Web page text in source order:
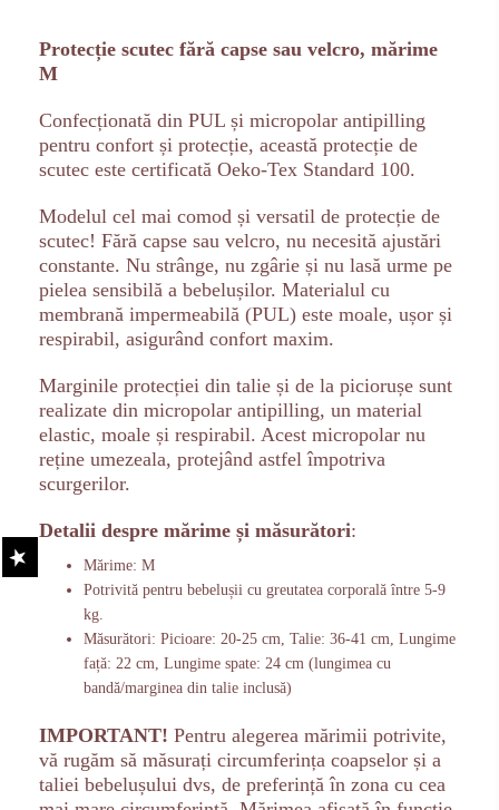
Protecție scutec fără capse sau velcro, mărime
M
Confecționată din PUL și micropolar antipilling
pentru confort și protecție, această protecție de
scutec este certificată Oeko-Tex Standard 100.
Modelul cel mai comod și versatil de protecție de
scutec! Fără capse sau velcro, nu necesită ajustări
constante. Nu strânge, nu zgârie și nu lasă urme pe
pielea sensibilă a bebelușilor. Materialul cu
membrană impermeabilă (PUL) este moale, ușor și
respirabil, asigurând confort maxim.
Marginile protecției din talie și de la piciorușe sunt
realizate din micropolar antipilling, un material
elastic, moale și respirabil. Acest micropolar nu
reține umezeala, protejând astfel împotriva
scurgerilor.
Detalii despre mărime și măsurători:
Mărime: M
Potrivită pentru bebelușii cu greutatea corporală între 5-9
kg.
Măsurători: Picioare: 20-25 cm, Talie: 36-41 cm, Lungime
față: 22 cm, Lungime spate: 24 cm (lungimea cu
bandă/marginea din talie inclusă)
IMPORTANT! Pentru alegerea mărimii potrivite,
vă rugăm să măsurați circumferința coapselor și a
taliei bebelușului dvs, de preferință în zona cu cea